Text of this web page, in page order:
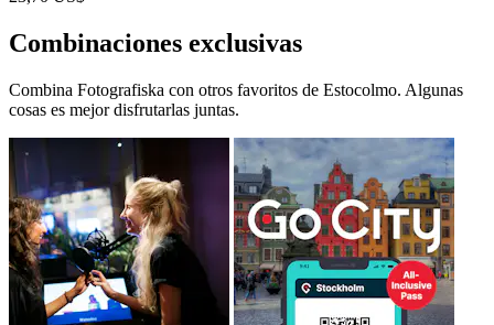
Combinaciones exclusivas
Combina Fotografiska con otros favoritos de Estocolmo. Algunas
cosas es mejor disfrutarlas juntas.